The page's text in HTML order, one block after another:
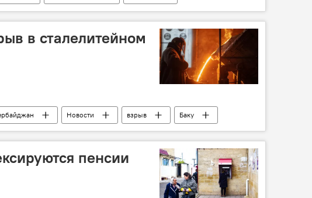
в сталелитейном
Новости взрыв
Баку
пенсии